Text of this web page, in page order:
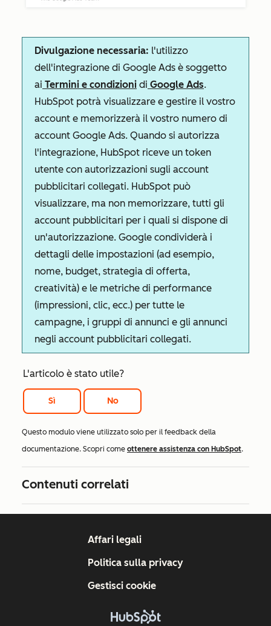
Divulgazione necessaria: l'utilizzo
dell'integrazione di Google Ads è soggetto
ai Termini e condizioni di Google Ads.
HubSpot potrà visualizzare e gestire il vostro
account e memorizzerà il vostro numero di
account Google Ads. Quando si autorizza
l'integrazione, HubSpot riceve un token
utente con autorizzazioni sugli account
pubblicitari collegati. HubSpot può
visualizzare, ma non memorizzare, tutti gli
account pubblicitari per i quali si dispone di
un'autorizzazione. Google condividerà i
dettagli delle impostazioni (ad esempio,
nome, budget, strategia di offerta,
creatività) e le metriche di performance
(impressioni, clic, ecc.) per tutte le
campagne, i gruppi di annunci e gli annunci
negli account pubblicitari collegati.
L'articolo è stato utile?
Sì No
Questo modulo viene utilizzato solo per il feedback della
documentazione. Scopri come ottenere assistenza con HubSpot.
Contenuti correlati
Affari legali
Politica sulla privacy
Gestisci cookie